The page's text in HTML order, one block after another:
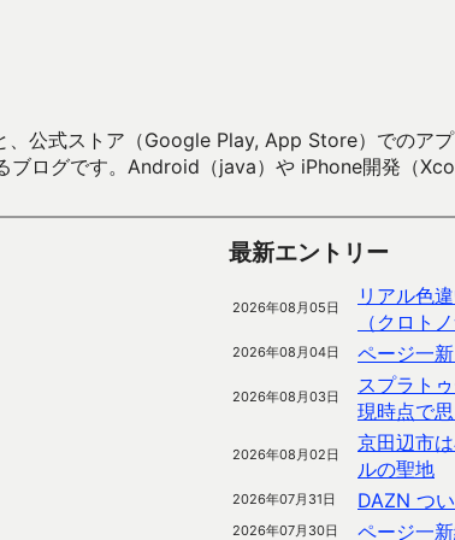
公式ストア（Google Play, App Store）でのア
ブログです。Android（java）や iPhone開発（
最新エントリー
2026年08月05日
リアル色
（クロト
2026年08月04日 ページ一
2026年08月03日
スプラト
現時点で
2026年08月02日
京田辺市
ルの聖地
2026年07月31日 DAZN つ
2026年07月30日 ページ一